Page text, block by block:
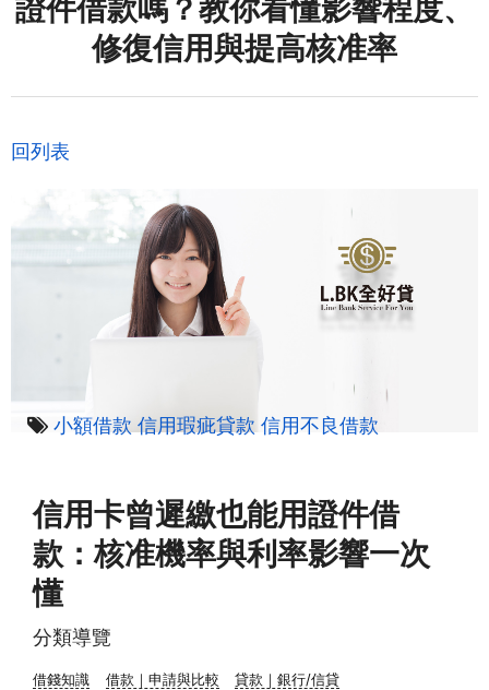
證件借款嗎？教你看懂影響程度、
修復信用與提高核准率
回列表
小額借款 信用瑕疵貸款 信用不良借款
信用卡曾遲繳也能用證件借
款：核准機率與利率影響一次
懂
分類導覽
借錢知識 借款｜申請與比較 貸款｜銀行/信貸